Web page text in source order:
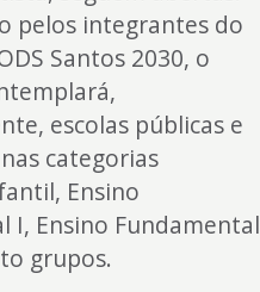
pelos integrantes do
Santos 2030, o
escolas públicas e
categorias
Ensino
I, Ensino Fundamental
grupos.